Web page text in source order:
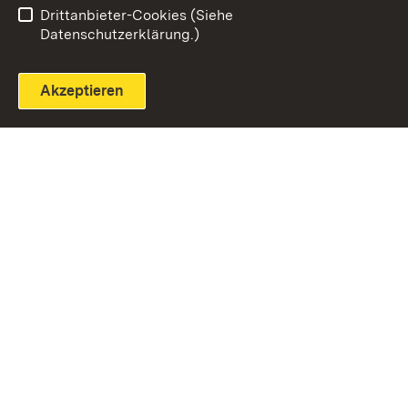
Drittanbieter-Cookies (Siehe
Datenschutzerklärung.)
Akzeptieren